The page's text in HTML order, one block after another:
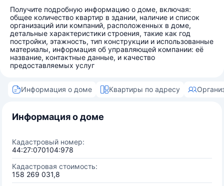
Получите подробную информацию о доме, включая:
общее количество квартир в здании, наличие и список
организаций или компаний, расположенных в доме,
детальные характеристики строения, такие как год
постройки, этажность, тип конструкции и использованные
материалы, информация об управляющей компании: её
название, контактные данные, и качество
предоставляемых услуг
Информация о доме Квартиры по адресу
Информация о доме
Кадастровый номер:
44:27:070104:978
Кадастровая стоимость:
158 269 031,8